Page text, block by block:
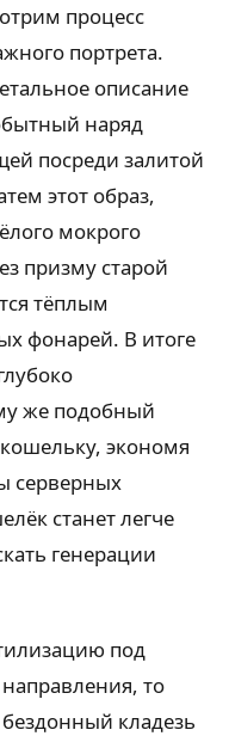
процесс
портрета.
описание
наряд
посреди залитой
этот образ,
мокрого
призму старой
тёплым
фонарей. В итоге
же подобный
экономя
серверных
станет легче
генерации
под
то
кладезь